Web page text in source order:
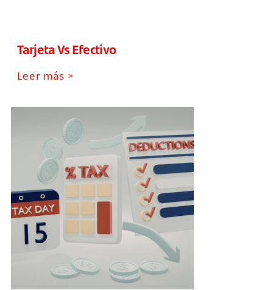
Tarjeta Vs Efectivo
Leer más >